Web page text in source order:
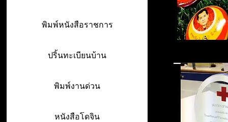
พิมพ์หนังสือราชการ
ปริ้นทะเบียนบ้าน
พิมพ์งานด่วน
หนังสือโดจิน